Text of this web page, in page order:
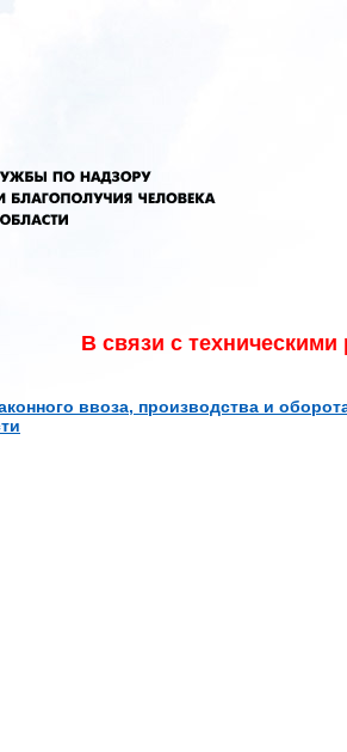
В связи с техническими
ввоза, производства и